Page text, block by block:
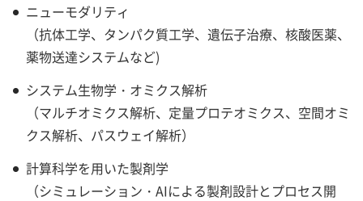
ニューモダリティ
（抗体工学、タンパク質工学、遺伝子治療、核酸医薬、
薬物送達システムなど)
システム生物学・オミクス解析
（マルチオミクス解析、定量プロテオミクス、空間オミ
クス解析、パスウェイ解析）
計算科学を用いた製剤学
（シミュレーション・AIによる製剤設計とプロセス開